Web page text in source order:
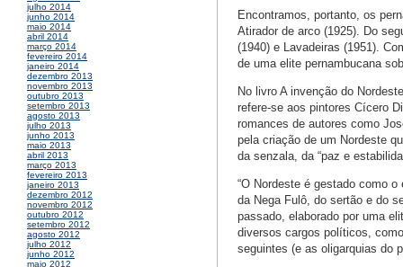
julho 2014
junho 2014
maio 2014
abril 2014
março 2014
fevereiro 2014
janeiro 2014
dezembro 2013
novembro 2013
outubro 2013
setembro 2013
agosto 2013
julho 2013
junho 2013
maio 2013
abril 2013
março 2013
fevereiro 2013
janeiro 2013
dezembro 2012
novembro 2012
outubro 2012
setembro 2012
agosto 2012
julho 2012
junho 2012
maio 2012
Encontramos, portanto, os
Atirador de arco (1925). Do
(1940) e Lavadeiras (1951).
de uma elite pernambucana
No livro A invenção do
refere-se aos pintores Cícero
romances de autores como
pela criação de um Nordeste
da senzala, da “paz e
“O Nordeste é gestado como
da Nega Fulô, do sertão e do
passado, elaborado por uma
diversos cargos políticos,
seguintes (e as oligarquias do